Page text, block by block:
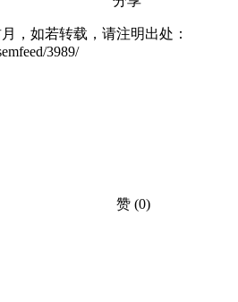
，如若转载，请注明出处：
3989/
赞 (0)